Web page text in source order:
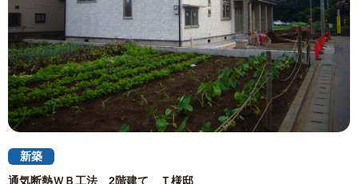
新築
通気断熱ＷＢ工法 2階建て Ｔ様邸